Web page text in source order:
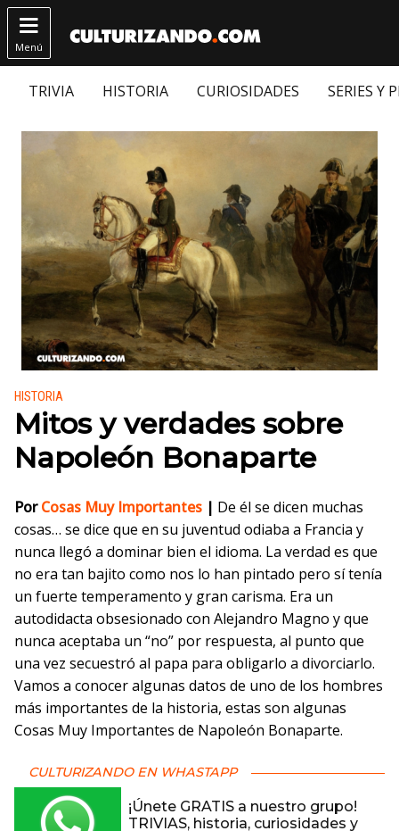

Menú
TRIVIA HISTORIA CURIOSIDADES SERIES Y
Publicado en:
HISTORIA
Mitos y verdades sobre
Napoleón Bonaparte
PorCosas Muy Importantes | De él se dicen muchas
cosas… se dice que en su juventud odiaba a Francia y
nunca llegó a dominar bien el idioma. La verdad es que
no era tan bajito como nos lo han pintado pero sí tenía
un fuerte temperamento y gran carisma. Era un
autodidacta obsesionado con Alejandro Magno y que
nunca aceptaba un “no” por respuesta, al punto que
una vez secuestró al papa para obligarlo a divorciarlo.
Vamos a conocer algunas datos de uno de los hombres
más importantes de la historia, estas son algunas
Cosas Muy Importantes de Napoleón Bonaparte.
CULTURIZANDO EN WHASTAPP
¡Únete GRATIS a nuestro grupo!
TRIVIAS, historia, curiosidades y